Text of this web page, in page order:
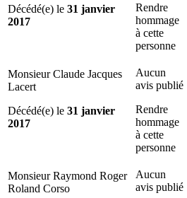
Décédé(e) le 31 janvier
2017
Rendre
hommage
à cette
personne
Monsieur Claude Jacques
Lacert
Décédé(e) le 31 janvier
2017
Aucun
avis publié
Rendre
hommage
à cette
personne
Monsieur Raymond Roger
Roland Corso
Aucun
avis publié